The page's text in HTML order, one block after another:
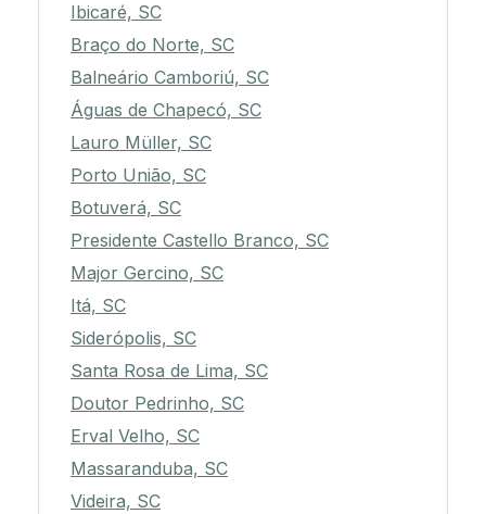
Ibicaré, SC
Braço do Norte, SC
Balneário Camboriú, SC
Águas de Chapecó, SC
Lauro Müller, SC
Porto União, SC
Botuverá, SC
Presidente Castello Branco, SC
Major Gercino, SC
Itá, SC
Siderópolis, SC
Santa Rosa de Lima, SC
Doutor Pedrinho, SC
Erval Velho, SC
Massaranduba, SC
Videira, SC